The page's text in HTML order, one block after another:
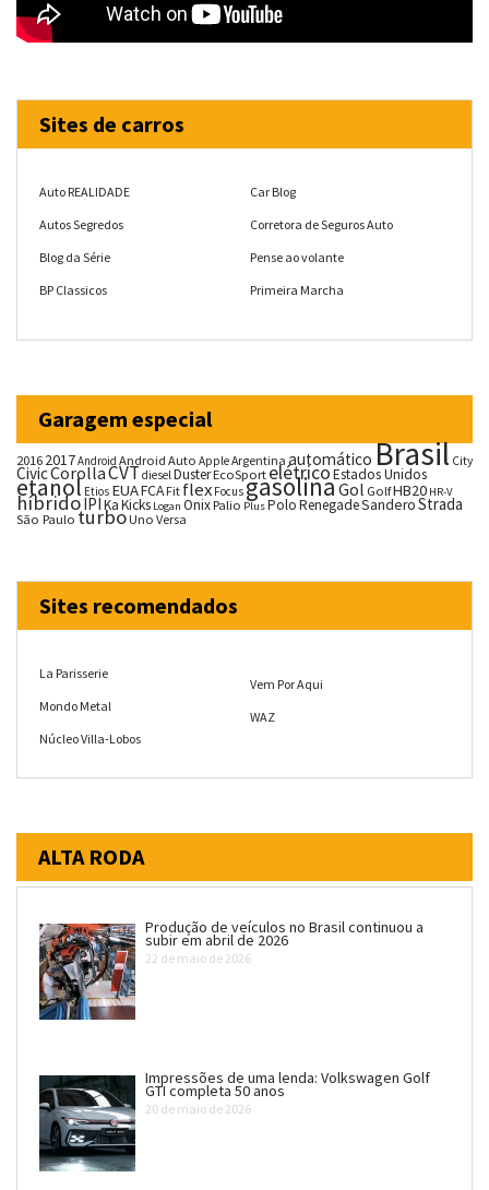
Sites de carros
Auto REALIDADE
Autos Segredos
Blog da Série
BP Classicos
Car Blog
Corretora de Seguros Auto
Pense ao volante
Primeira Marcha
Garagem especial
20162017Android Android Auto AppleArgentina automáticoBrasil City
CivicCorollaCVTdiesel DusterEcoSportelétricoEstados Unidos
etanol Etios EUAFCA Fit flex FocusgasolinaGol GolfHB20 HR-V
híbridoIPIKaKicks Logan OnixPalio PlusPoloRenegadeSanderoStrada
São Paulo turboUno Versa
Sites recomendados
La Parisserie
Mondo Metal
Núcleo Villa-Lobos
Vem Por Aqui
WAZ
ALTA RODA
Produção de veículos no Brasil continuou a
subir em abril de 2026
22 de maio de 2026
Impressões de uma lenda: Volkswagen Golf
GTI completa 50 anos
20 de maio de 2026